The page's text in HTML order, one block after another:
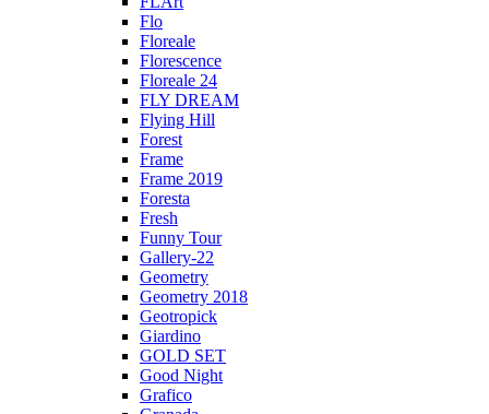
Flo
Floreale
Florescence
Floreale 24
FLY DREAM
Flying Hill
Forest
Frame
Frame 2019
Foresta
Fresh
Funny Tour
Gallery-22
Geometry
Geometry 2018
Geotropick
Giardino
GOLD SET
Good Night
Grafico